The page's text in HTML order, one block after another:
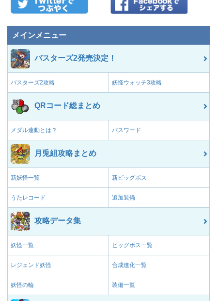
メインメニュー
バスターズ2発売決定！
バスターズ2攻略 妖怪ウォッチ3攻略
QRコード総まとめ
メダル連動とは？ パスワード
月兎組攻略まとめ
新妖怪一覧 新ビッグボス
うたレコード 追加装備
攻略データ集
妖怪一覧 ビッグボス一覧
レジェンド妖怪 合成進化一覧
妖怪の輪 装備一覧